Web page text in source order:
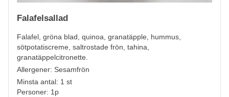
Falafelsallad
Falafel, gröna blad, quinoa, granatäpple, hummus,
sötpotatiscreme, saltrostade frön, tahina,
granatäppelcitronette.
Allergener: Sesamfrön
Minsta antal: 1 st
Personer: 1p